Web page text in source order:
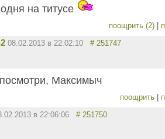
на титусе
поощрить (2)
08.02.2013 в 22:02:10 # 251747
Максимыч
поощрить
в 22:06:06 # 251750